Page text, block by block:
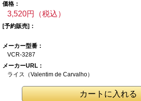
価格：
3,520円（税込）
[予約販売]：
メーカー型番：
VCR-3287
メーカーURL：
ライス（Valentim de Carvalho）